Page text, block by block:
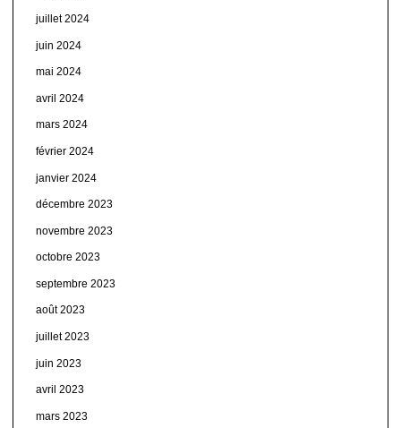
juillet 2024
juin 2024
mai 2024
avril 2024
mars 2024
février 2024
janvier 2024
décembre 2023
novembre 2023
octobre 2023
septembre 2023
août 2023
juillet 2023
juin 2023
avril 2023
mars 2023